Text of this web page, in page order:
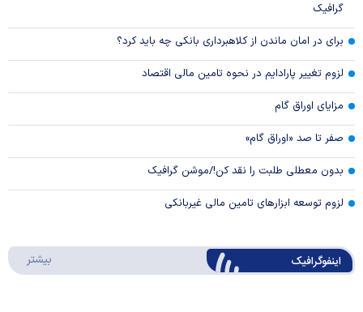
گرافیک
برای در امان ماندن از کلاهبرداری بانکی چه باید کرد؟
لزوم تغییر پارادایم در نحوه تامین مالی اقتصاد
مزایای اوراق گام
صفر تا صد «اوراق گام»
بدون معطلی طلبت را نقد کن!/موشن گرافیک
لزوم توسعه ابزارهای تامین مالی غیربانکی
اینفوگرافیک بیشتر